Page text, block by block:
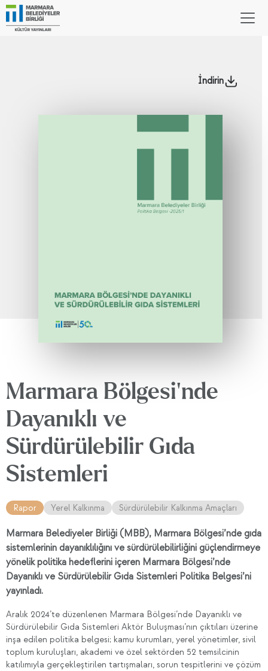
İndirin
Marmara Bölgesi’nde
Dayanıklı ve
Sürdürülebilir Gıda
Sistemleri
Rapor Yerel Kalkınma Sürdürülebilir Kalkınma Amaçları
Marmara Belediyeler Birliği (MBB), Marmara Bölgesi’nde gıda
sistemlerinin dayanıklılığını ve sürdürülebilirliğini güçlendirmeye
yönelik politika hedeflerini içeren Marmara Bölgesi’nde
Dayanıklı ve Sürdürülebilir Gıda Sistemleri Politika Belgesi’ni
yayınladı.
Aralık 2024’te düzenlenen Marmara Bölgesi’nde Dayanıklı ve
Sürdürülebilir Gıda Sistemleri Aktör Buluşması’nın çıktıları üzerine
inşa edilen politika belgesi; kamu kurumları, yerel yönetimler, sivil
toplum kuruluşları, akademi ve özel sektörden 52 temsilcinin
katılımıyla gerçekleştirilen tartışmaları, sorun tespitlerini ve çözüm